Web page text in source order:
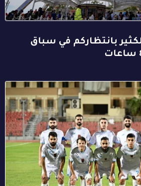
بانتظاركم في سباق